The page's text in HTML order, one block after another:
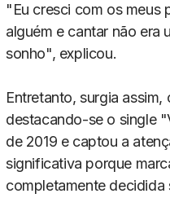
"Eu cresci com os meus
alguém e cantar não era
sonho", explicou.
Entretanto, surgia assim,
destacando-se o single
de 2019 e captou a
significativa porque
completamente